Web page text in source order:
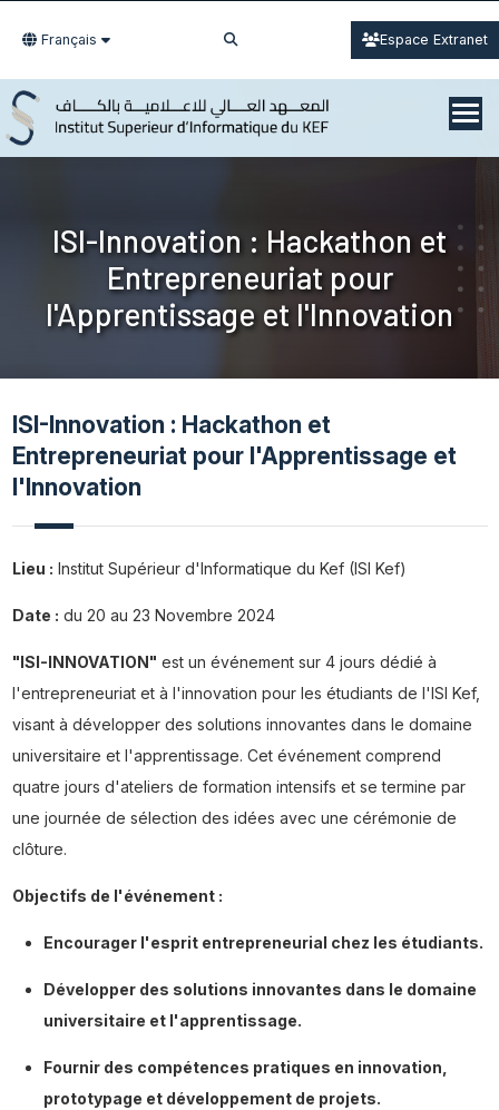
Français Espace Extranet
ISI-Innovation : Hackathon et
Entrepreneuriat pour
l'Apprentissage et l'Innovation
ISI-Innovation : Hackathon et
Entrepreneuriat pour l'Apprentissage et
l'Innovation
Lieu : Institut Supérieur d'Informatique du Kef (ISI Kef)
Date : du 20 au 23 Novembre 2024
"ISI-INNOVATION" est un événement sur 4 jours dédié à
l'entrepreneuriat et à l'innovation pour les étudiants de l'ISI Kef,
visant à développer des solutions innovantes dans le domaine
universitaire et l'apprentissage. Cet événement comprend
quatre jours d'ateliers de formation intensifs et se termine par
une journée de sélection des idées avec une cérémonie de
clôture.
Objectifs de l'événement :
Encourager l'esprit entrepreneurial chez les étudiants.
Développer des solutions innovantes dans le domaine
universitaire et l'apprentissage.
Fournir des compétences pratiques en innovation,
prototypage et développement de projets.